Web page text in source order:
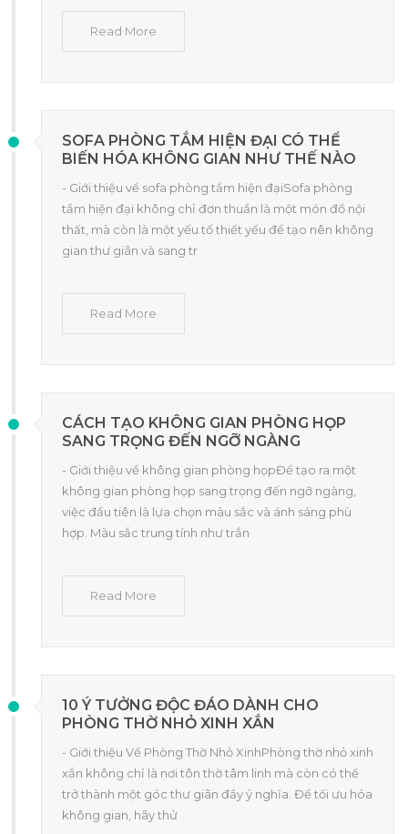
Read More
SOFA PHÒNG TẮM HIỆN ĐẠI CÓ THỂ
BIẾN HÓA KHÔNG GIAN NHƯ THẾ NÀO
- Giới thiệu về sofa phòng tắm hiện đạiSofa phòng
tắm hiện đại không chỉ đơn thuần là một món đồ nội
thất, mà còn là một yếu tố thiết yếu để tạo nên không
gian thư giãn và sang tr
Read More
CÁCH TẠO KHÔNG GIAN PHÒNG HỌP
SANG TRỌNG ĐẾN NGỠ NGÀNG
- Giới thiệu về không gian phòng họpĐể tạo ra một
không gian phòng họp sang trọng đến ngỡ ngàng,
việc đầu tiên là lựa chọn màu sắc và ánh sáng phù
hợp. Màu sắc trung tính như trắn
Read More
10 Ý TƯỞNG ĐỘC ĐÁO DÀNH CHO
PHÒNG THỜ NHỎ XINH XẮN
- Giới thiệu Về Phòng Thờ Nhỏ XinhPhòng thờ nhỏ xinh
xắn không chỉ là nơi tôn thờ tâm linh mà còn có thể
trở thành một góc thư giãn đầy ý nghĩa. Để tối ưu hóa
không gian, hãy thử